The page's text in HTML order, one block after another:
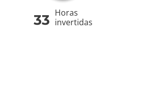
33 Horas
invertidas